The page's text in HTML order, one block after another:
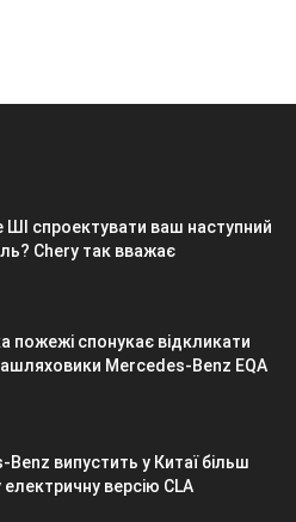
спроектувати ваш наступний
Chery так вважає
пожежі спонукає відкликати
Mercedes-Benz EQA
Benz випустить у Китаї більш
версію CLA